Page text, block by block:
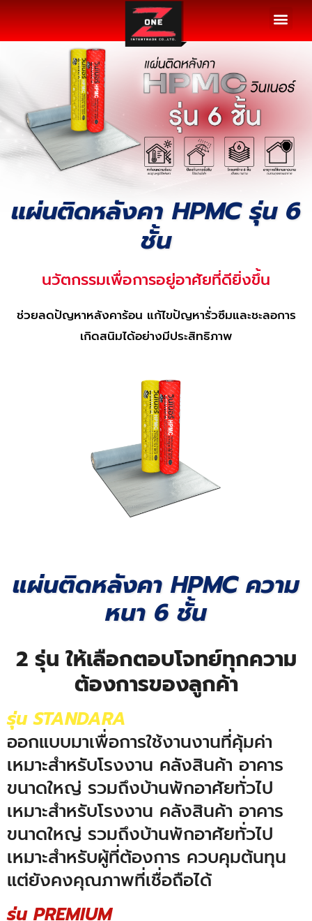
แผ่นติดหลังคา HPMC รุ่น 6
ชั้น
นวัตกรรมเพื่อการอยู่อาศัยที่ดียิ่งขึ้น
ช่วยลดปัญหาหลังคาร้อน แก้ไขปัญหารั่วซึมและชะลอการ
เกิดสนิมได้อย่างมีประสิทธิภาพ
แผ่นติดหลังคา HPMC ความ
หนา 6 ชั้น
2 รุ่น ให้เลือกตอบโจทย์ทุกความ
ต้องการของลูกค้า
รุ่น STANDARA
ออกแบบมาเพื่อการใช้งานงานที่คุ้มค่า
เหมาะสำหรับโรงงาน คลังสินค้า อาคาร
ขนาดใหญ่ รวมถึงบ้านพักอาศัยทั่วไป
เหมาะสำหรับโรงงาน คลังสินค้า อาคาร
ขนาดใหญ่ รวมถึงบ้านพักอาศัยทั่วไป
เหมาะสำหรับผู้ที่ต้องการ ควบคุมต้นทุน
แต่ยังคงคุณภาพที่เชื่อถือได้
รุ่น PREMIUM